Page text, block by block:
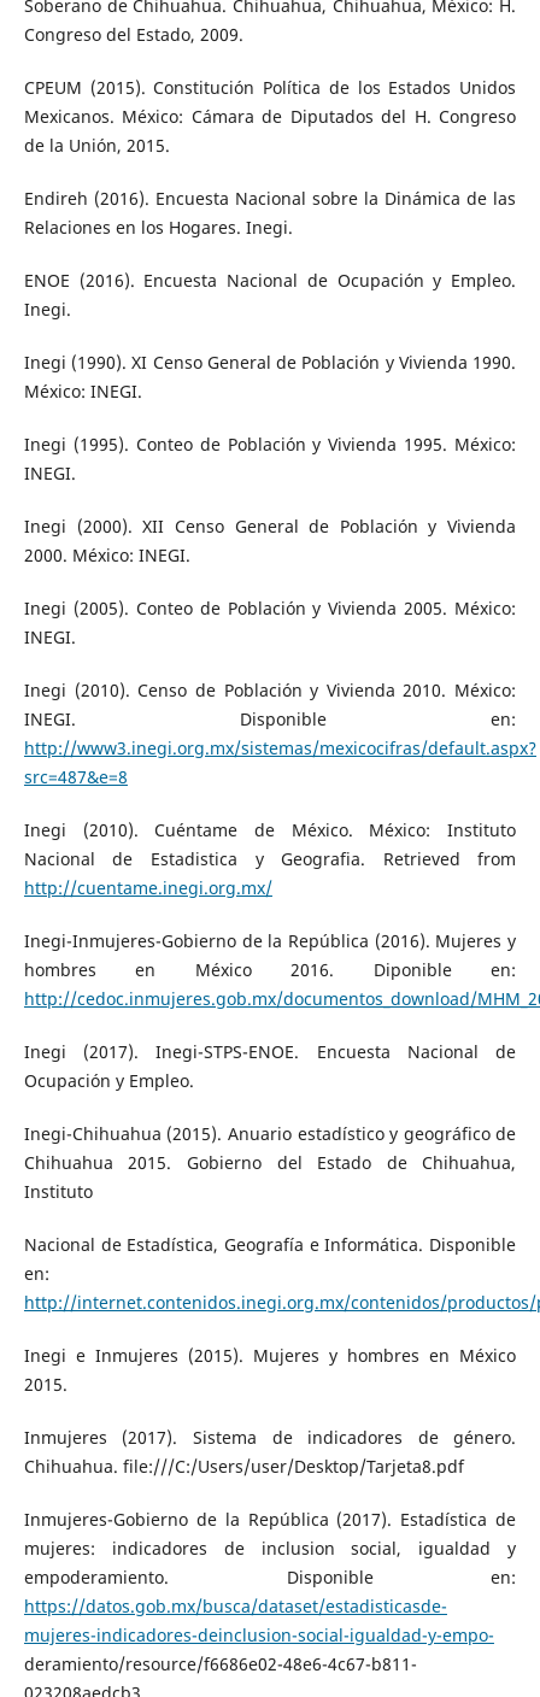
Soberano de Chihuahua. Chihuahua, Chihuahua, México: H.
Congreso del Estado, 2009.
CPEUM (2015). Constitución Política de los Estados Unidos
Mexicanos. México: Cámara de Diputados del H. Congreso
de la Unión, 2015.
Endireh (2016). Encuesta Nacional sobre la Dinámica de las
Relaciones en los Hogares. Inegi.
ENOE (2016). Encuesta Nacional de Ocupación y Empleo.
Inegi.
Inegi (1990). XI Censo General de Población y Vivienda 1990.
México: INEGI.
Inegi (1995). Conteo de Población y Vivienda 1995. México:
INEGI.
Inegi (2000). XII Censo General de Población y Vivienda
2000. México: INEGI.
Inegi (2005). Conteo de Población y Vivienda 2005. México:
INEGI.
Inegi (2010). Censo de Población y Vivienda 2010. México:
INEGI. Disponible en:
http://www3.inegi.org.mx/sistemas/mexicocifras/default.aspx?
src=487&e=8
Inegi (2010). Cuéntame de México. México: Instituto
Nacional de Estadistica y Geografia. Retrieved from
http://cuentame.inegi.org.mx/
Inegi-Inmujeres-Gobierno de la República (2016). Mujeres y
hombres en México 2016. Diponible en:
http://cedoc.inmujeres.gob.mx/documentos_download/
Inegi (2017). Inegi-STPS-ENOE. Encuesta Nacional de
Ocupación y Empleo.
Inegi-Chihuahua (2015). Anuario estadístico y geográfico de
Chihuahua 2015. Gobierno del Estado de Chihuahua,
Instituto
Nacional de Estadística, Geografía e Informática. Disponible
en:
http://internet.contenidos.inegi.org.mx/contenidos/
Inegi e Inmujeres (2015). Mujeres y hombres en México
2015.
Inmujeres (2017). Sistema de indicadores de género.
Chihuahua. file:///C:/Users/user/Desktop/Tarjeta8.pdf
Inmujeres-Gobierno de la República (2017). Estadística de
mujeres: indicadores de inclusion social, igualdad y
empoderamiento. Disponible en:
https://datos.gob.mx/busca/dataset/estadisticasde-
mujeres-indicadores-deinclusion-social-igualdad-y-empo-
deramiento/resource/f6686e02-48e6-4c67-b811-